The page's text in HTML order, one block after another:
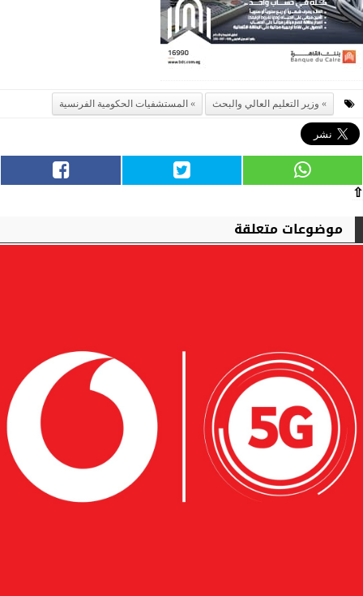
وزير التعليم العالي والبحث المستشفيات الحكومية الفرنسية
⇧
موضوعات متعلقة